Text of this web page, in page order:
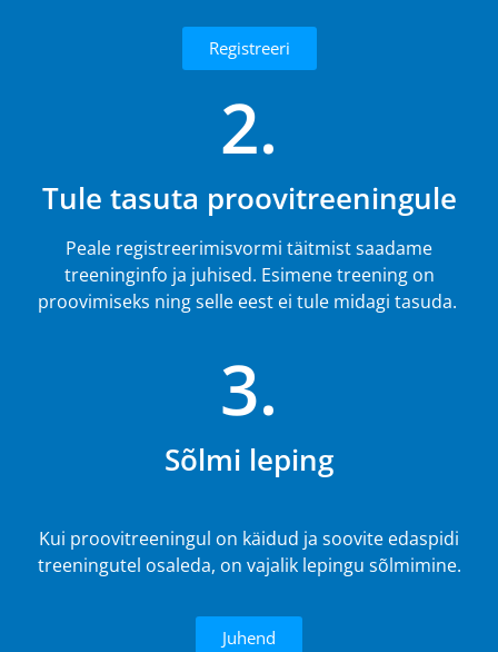
Registreeri
2.
Tule tasuta proovitreeningule
Peale registreerimisvormi täitmist saadame
treeninginfo ja juhised. Esimene treening on
proovimiseks ning selle eest ei tule midagi tasuda.
3.
Sõlmi leping
Kui proovitreeningul on käidud ja soovite edaspidi
treeningutel osaleda, on vajalik lepingu sõlmimine.
Juhend